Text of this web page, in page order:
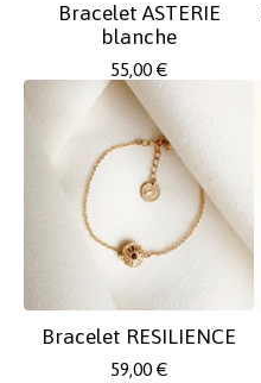
Bracelet ASTERIE
blanche
55,00 €
Bracelet RESILIENCE
59,00 €